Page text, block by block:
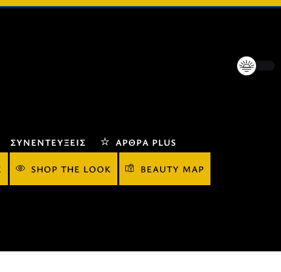
ΣΥΝΕΝΤΕΎΞΕΙΣ ΆΡΘΡΑ PLUS
SHOP THE LOOK BEAUTY MAP